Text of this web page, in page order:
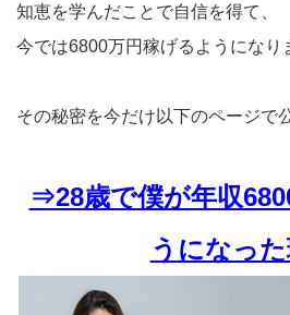
知恵を学んだことで自信を得て、
今では6800万円稼げるようになり
その秘密を今だけ以下のページで
⇒28歳で僕が年収
うになっ